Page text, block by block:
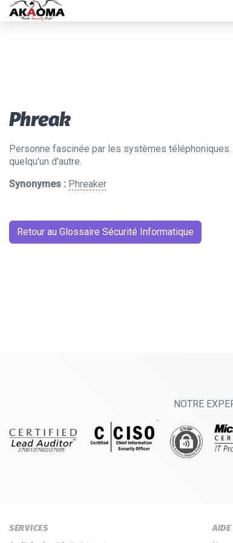
Phreak
Personne fascinée par les systèmes
quelqu'un d'autre.
Synonymes : Phreaker
Retour au Glossaire Sécurité Informatique
NOTRE
SERVICES AIDE